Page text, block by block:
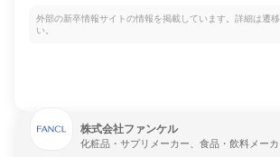
外部の新卒情報サイトの情報を掲載しています。詳細は遷
い。
株式会社ファンケル
化粧品・サプリメーカー、食品・飲料メーカ